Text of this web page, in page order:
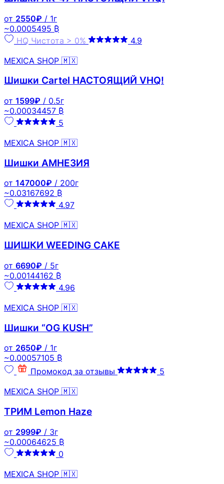
от 2550₽ / 1г
~0.0005495 ₿
HQ Чистота > 0%
4.9
MEXICA SHOP 🇲🇽
Шишки Cartel НАСТОЯЩИЙ VHQ!
от 1599₽ / 0.5г
~0.00034457 ₿
5
MEXICA SHOP 🇲🇽
Шишки АМНЕЗИЯ
от 147000₽ / 200г
~0.03167692 ₿
4.97
MEXICA SHOP 🇲🇽
ШИШКИ WEEDING CAKE
от 6690₽ / 5г
~0.00144162 ₿
4.96
MEXICA SHOP 🇲🇽
Шишки “OG KUSH”
от 2650₽ / 1г
~0.00057105 ₿
Промокод за отзывы
5
MEXICA SHOP 🇲🇽
ТРИМ Lemon Haze
от 2999₽ / 3г
~0.00064625 ₿
0
MEXICA SHOP 🇲🇽